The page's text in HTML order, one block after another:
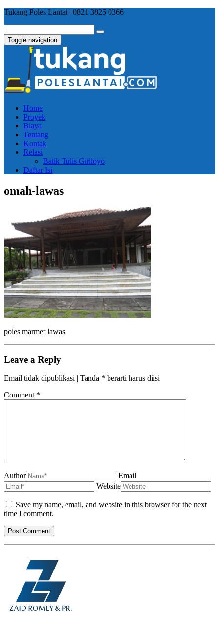
Tukang Poles Lantai | 0821 3825 0366
Toggle navigation
Home
Proyek
Biaya
Tentang
Kontak
Relasi
Batik Tulis Giriloyo
Daftar Isi
omah-lawas
poles marmer lawas
Leave a Reply
Email tidak dipublikasi | Tanda * berarti harus diisi
Comment *
Author
Email
Website
Save my name, email, and website in this browser for the next
time I comment.